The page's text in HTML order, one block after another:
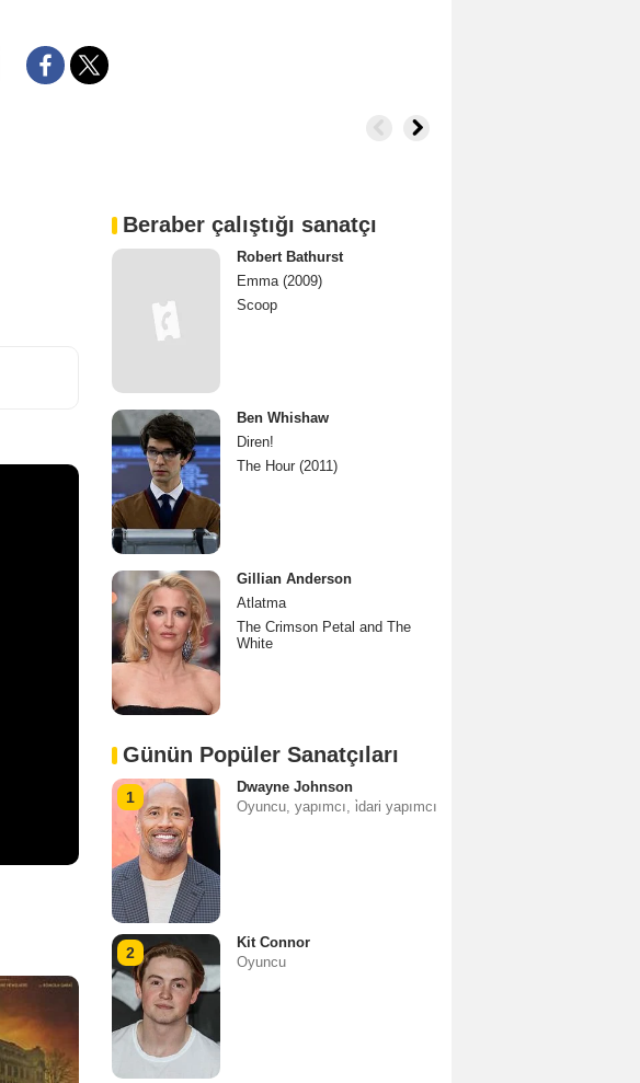
Beraber çalıştığı sanatçı
Robert Bathurst
Emma (2009)
Scoop
Ben Whishaw
Diren!
The Hour (2011)
Gillian Anderson
Atlatma
The Crimson Petal and The
White
Günün Popüler Sanatçıları
1
Dwayne Johnson
Oyuncu, yapımcı, i̇dari yapımcı
2
Kit Connor
Oyuncu